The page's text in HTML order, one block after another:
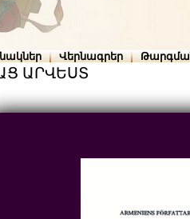
Վերնագրեր
ԱՐՎԵՍՏ